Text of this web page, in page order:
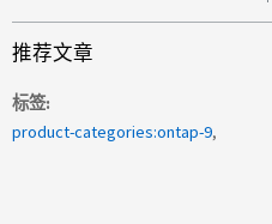
推荐文章
标签
product-categories:ontap-9